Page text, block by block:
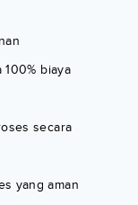
100% biaya
secara
yang aman